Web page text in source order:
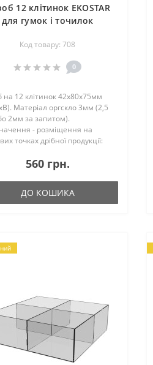
12 клітинок EKOSTAR
для гумок і точилок
Код товару: 708
0
на 12 клітинок 42х80х75мм
Матеріал оргскло 3мм (2,5
2мм за запитом).
- розміщення на
точках дрібної продукції:
товари з акрилу - це
та елегантні а..
560 грн.
ДО КОШИКА